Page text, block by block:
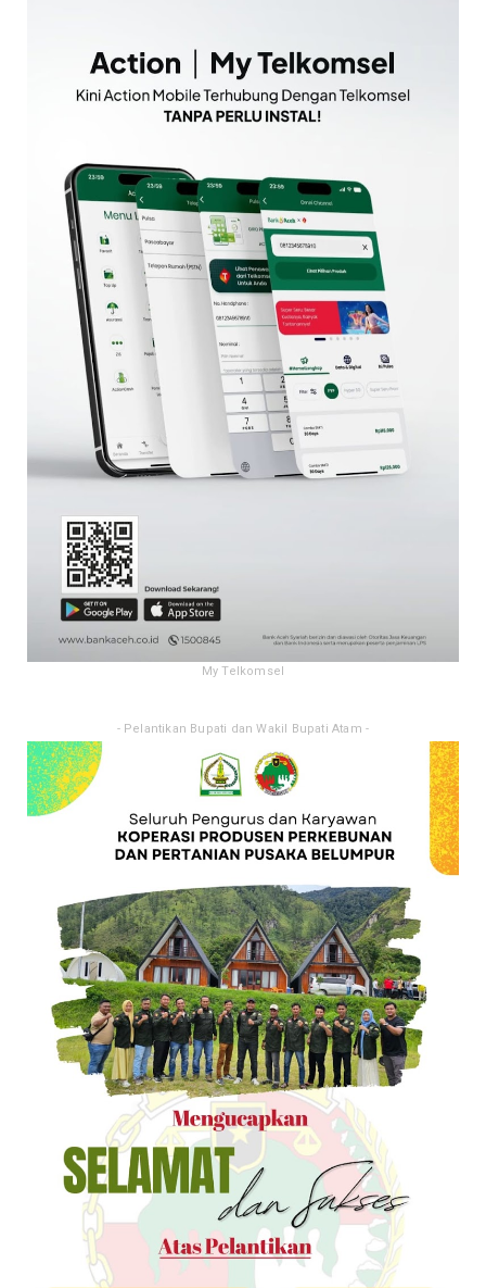
My Telkomsel
- Pelantikan Bupati dan Wakil Bupati Atam -